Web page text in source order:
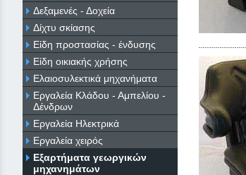
Δεξαμενές - Δοχεία
Δίχτυ σκίασης
Είδη προστασίας - ένδυσης
Είδη οικιακής χρήσης
Ελαιοσυλεκτικά μηχανήματα
Εργαλεία Κλάδου - Αμπελίου -
Δένδρων
Εργαλεία Ηλεκτρικά
Εργαλεία χειρός
Εξαρτήματα γεωργικών
μηχανημάτων